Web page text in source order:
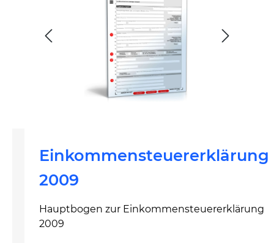
Einkommensteuererklärung
2009
Hauptbogen zur Einkommensteuererklärung
2009